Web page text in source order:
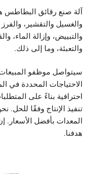
صنع رقائق البطاطس
والتقشير، والفرز
وإزالة الماء،
وما إلى ذلك.
موظفو المبيعات
المحددة في
بناءً على
الإنتاج وفقًا للحل.
بأفضل الأسعار. إن